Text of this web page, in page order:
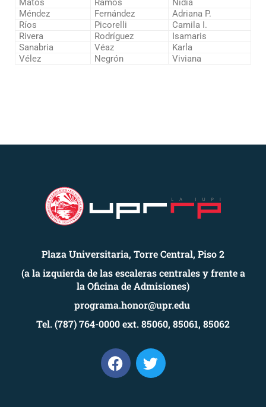
Matos
Ramos
Nidia
Méndez
Fernández
Adriana P.
Ríos
Picorelli
Camila I.
Rivera
Rodríguez
Isamaris
Sanabria
Véaz
Karla
Vélez
Negrón Viviana
Plaza Universitaria, Torre Central, Piso 2
(a la izquierda de las escaleras centrales y frente a
la Oficina de Admisiones)
programa.honor@upr.edu
Tel. (787) 764-0000 ext. 85060, 85061, 85062